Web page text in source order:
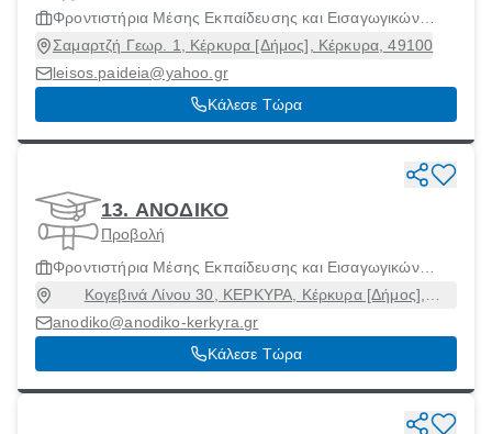
Φροντιστήρια Μέσης Εκπαίδευσης και Εισαγωγικών
Εξετάσεων Ανωτάτων Σχολών
Σαμαρτζή Γεωρ. 1, Κέρκυρα [Δήμος], Κέρκυρα, 49100
leisos.paideia@yahoo.gr
Κάλεσε Τώρα
13. ΑΝΟΔΙΚΟ
Προβολή
Φροντιστήρια Μέσης Εκπαίδευσης και Εισαγωγικών
Εξετάσεων Ανωτάτων Σχολών
Κογεβινά Λίνου 30, ΚΕΡΚΥΡΑ, Κέρκυρα [Δήμος],
Κέρκυρα, 49100
anodiko@anodiko-kerkyra.gr
Κάλεσε Τώρα